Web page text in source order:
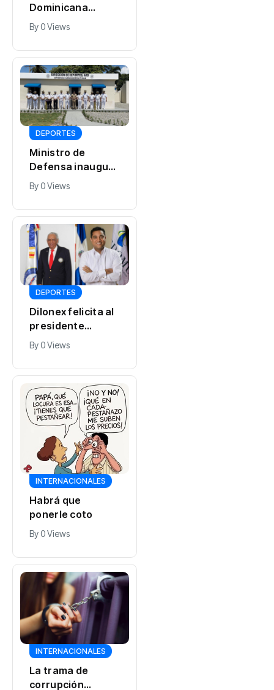
Dominicana
consolida su
hegemonía
deportiva y brilla
en el Top 5 de los
Juegos
Centroamericano
s y del Caribe
By0 Views
DEPORTES
Ministro de
Defensa inaugura
nuevas
instalaciones
deportivas en la
Armada
By0 Views
DEPORTES
Dilonex felicita al
presidente
Abinader y al
ministro Cruz por
éxito Juegos
Centroamericano
s y del Caribe
By0 Views
INTERNACIONALES
Habrá que
ponerle coto
By0 Views
INTERNACIONALES
La trama de
corrupción